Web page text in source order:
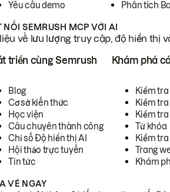
Yêu cầu demo
Phân tích
NỐI SEMRUSH MCP VỚI AI
về lưu lượng truy cập, độ hiển thị
triển cùng Semrush
Blog
Cơ sở kiến thức
Học viện
Câu chuyên thành công
Chỉ số Độ hiển thị AI
Hội thảo trực tuyến
Tin tức
Khám phá
Kiểm
Kiểm tra
Kiểm
Từ khóa
Kiểm
Trang
Khám
VÉ NGAY